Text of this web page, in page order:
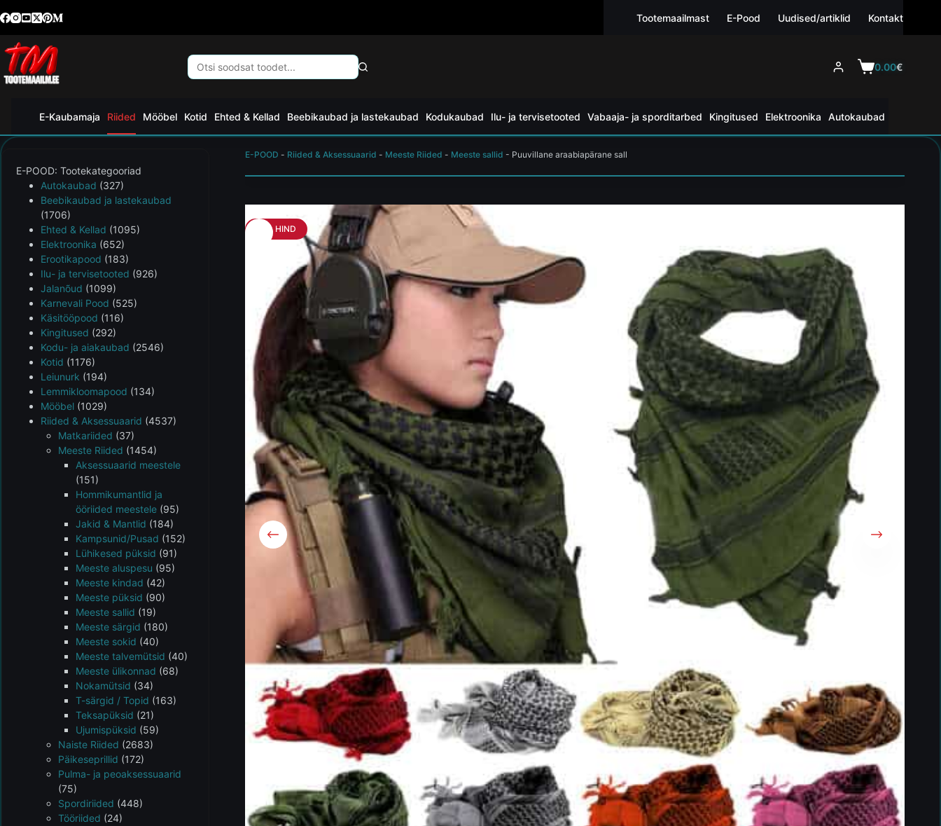
Tootemaailmast E-Pood Uudised/artiklid Kontakt
0.00€
E-Kaubamaja Riided Mööbel Kotid Ehted & Kellad Beebikaubad ja lastekaubad Kodukaubad Ilu- ja tervisetooted Vabaaja- ja sporditarbed Kingitused Elektroonika Autokaubad
E-POOD - Riided & Aksessuaarid - Meeste Riided - Meeste sallid - Puuvillane araabiapärane sall
HEA HIND
E-POOD: Tootekategooriad
Autokaubad (327)
Beebikaubad ja lastekaubad
(1706)
Ehted & Kellad (1095)
Elektroonika (652)
Erootikapood (183)
Ilu- ja tervisetooted (926)
Jalanõud (1099)
Karnevali Pood (525)
Käsitööpood (116)
Kingitused (292)
Kodu- ja aiakaubad (2546)
Kotid (1176)
Leiunurk (194)
Lemmikloomapood (134)
Mööbel (1029)
Riided & Aksessuaarid (4537)
Matkariided (37)
Meeste Riided (1454)
Aksessuaarid meestele
(151)
Hommikumantlid ja
ööriided meestele (95)
Jakid & Mantlid (184)
Kampsunid/Pusad (152)
Lühikesed püksid (91)
Meeste aluspesu (95)
Meeste kindad (42)
Meeste püksid (90)
Meeste sallid (19)
Meeste särgid (180)
Meeste sokid (40)
Meeste talvemütsid (40)
Meeste ülikonnad (68)
Nokamütsid (34)
T-särgid / Topid (163)
Teksapüksid (21)
Ujumispüksid (59)
Naiste Riided (2683)
Päikeseprillid (172)
Pulma- ja peoaksessuaarid
(75)
Spordiriided (448)
Tööriided (24)